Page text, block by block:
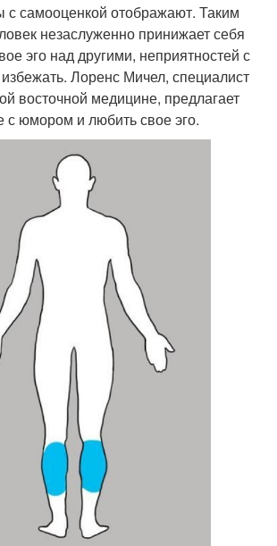
с самооценкой отображают. Таким
незаслуженно принижает себя
эго над другими, неприятностей с
Лоренс Мичел, специалист
восточной медицине, предлагает
с юмором и любить свое эго.